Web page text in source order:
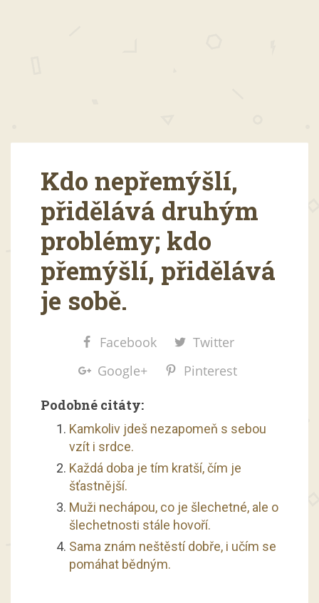
Kdo nepřemýšlí,
přidělává druhým
problémy; kdo
přemýšlí, přidělává
je sobě.
Facebook
Twitter
Google+
Pinterest
Podobné citáty:
Kamkoliv jdeš nezapomeň s sebou
vzít i srdce.
Každá doba je tím kratší, čím je
šťastnější.
Muži nechápou, co je šlechetné, ale o
šlechetnosti stále hovoří.
Sama znám neštěstí dobře, i učím se
pomáhat bědným.